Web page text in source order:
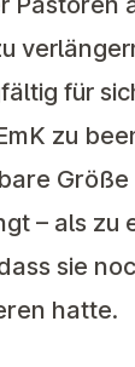
für
zu
– als
sie
hatte.